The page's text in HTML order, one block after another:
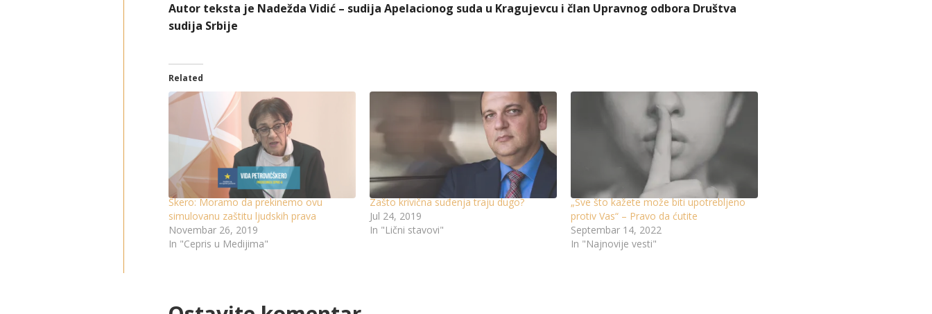
Autor teksta je Nadežda Vidić – sudija Apelacionog suda u Kragujevcu i član Upravnog odbora Društva
sudija Srbije
Related
Škero: Moramo da prekinemo ovu
simulovanu zaštitu ljudskih prava
Novembar 26, 2019
In "Cepris u Medijima"
Zašto krivična suđenja traju dugo?
Jul 24, 2019
In "Lični stavovi"
„Sve što kažete može biti upotrebljeno
protiv Vas“ – Pravo da ćutite
Septembar 14, 2022
In "Najnovije vesti"